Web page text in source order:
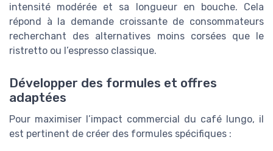
intensité modérée et sa longueur en bouche. Cela
répond à la demande croissante de consommateurs
recherchant des alternatives moins corsées que le
ristretto ou l’espresso classique.
Développer des formules et offres
adaptées
Pour maximiser l’impact commercial du café lungo, il
est pertinent de créer des formules spécifiques :